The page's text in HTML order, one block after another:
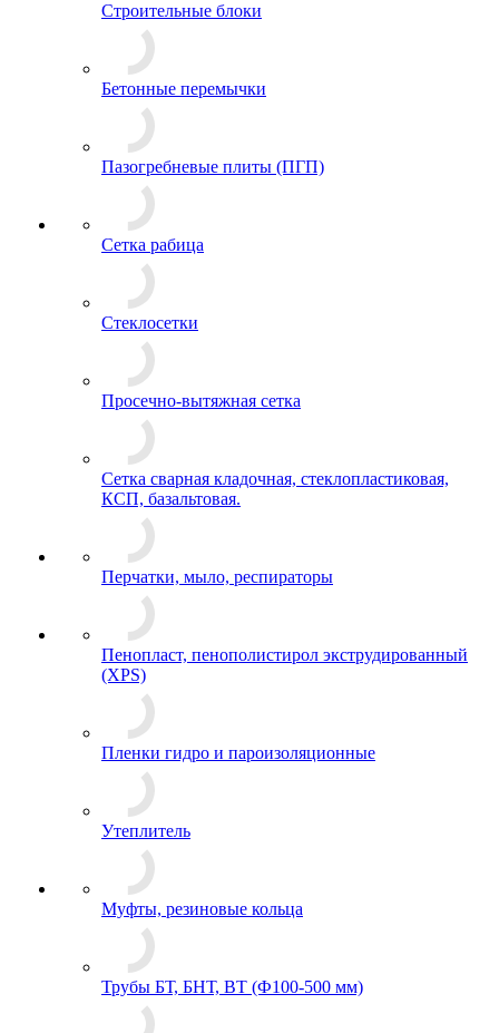
Строительные блоки
Бетонные перемычки
Пазогребневые плиты (ПГП)
Сетка рабица
Стеклосетки
Просечно-вытяжная сетка
Сетка сварная кладочная, стеклопластиковая,
КСП, базальтовая.
Перчатки, мыло, респираторы
Пенопласт, пенополистирол экструдированный
(XPS)
Пленки гидро и пароизоляционные
Утеплитель
Муфты, резиновые кольца
Трубы БТ, БНТ, ВТ (Ф100-500 мм)